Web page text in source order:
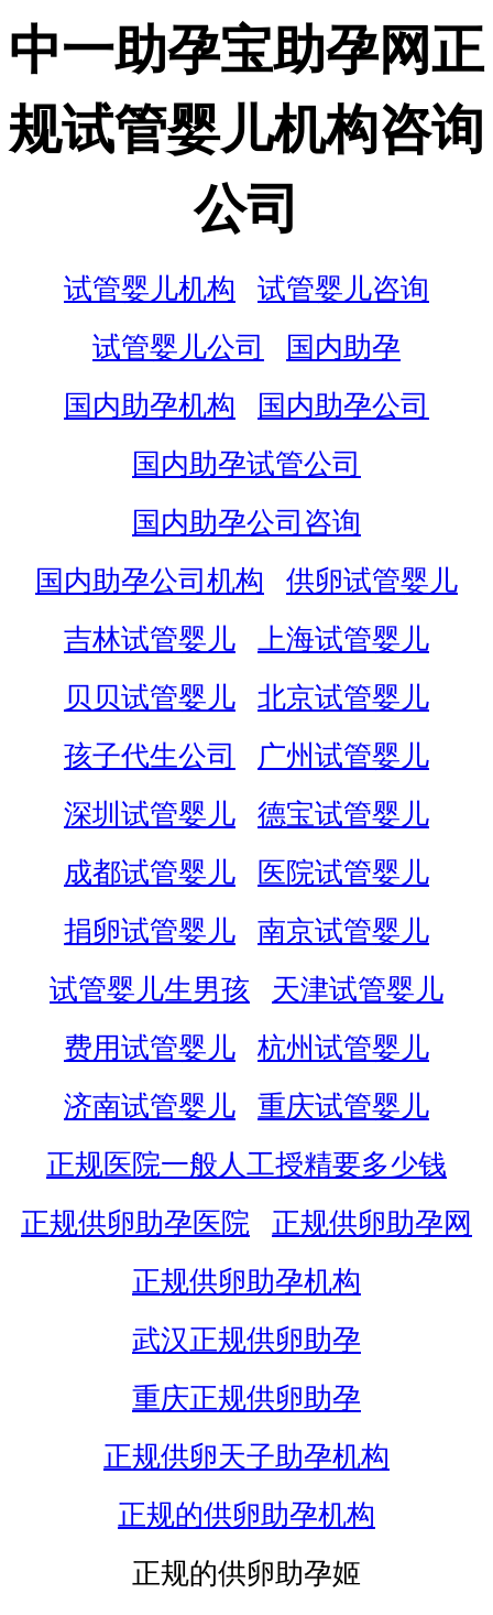
中一助孕宝助孕网正
规试管婴儿机构咨询
公司
试管婴儿机构
试管婴儿咨询
试管婴儿公司
国内助孕
国内助孕机构
国内助孕公司
国内助孕试管公司
国内助孕公司咨询
国内助孕公司机构
供卵试管婴儿
吉林试管婴儿
上海试管婴儿
贝贝试管婴儿
北京试管婴儿
孩子代生公司
广州试管婴儿
深圳试管婴儿
德宝试管婴儿
成都试管婴儿
医院试管婴儿
捐卵试管婴儿
南京试管婴儿
试管婴儿生男孩
天津试管婴儿
费用试管婴儿
杭州试管婴儿
济南试管婴儿
重庆试管婴儿
正规医院一般人工授精要多少钱
正规供卵助孕医院
正规供卵助孕网
正规供卵助孕机构
武汉正规供卵助孕
重庆正规供卵助孕
正规供卵天子助孕机构
正规的供卵助孕机构
正规的供卵助孕姬